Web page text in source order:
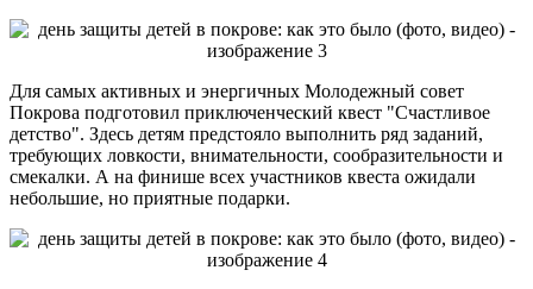
Для самых активных и энергичных Молодежный совет
Покрова подготовил приключенческий квест "Счастливое
детство". Здесь детям предстояло выполнить ряд заданий,
требующих ловкости, внимательности, сообразительности и
смекалки. А на финише всех участников квеста ожидали
небольшие, но приятные подарки.